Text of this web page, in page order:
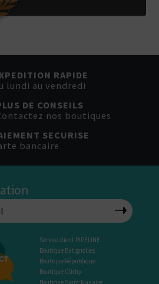
RAPIDE
lundi au vendredi
DE CONSEILS
nos boutiques
SECURISE
bancaire
Service client PIPELINE
Boutique Batignolles
Boutique République
Boutique Clichy
Boutique Saint Nazaire